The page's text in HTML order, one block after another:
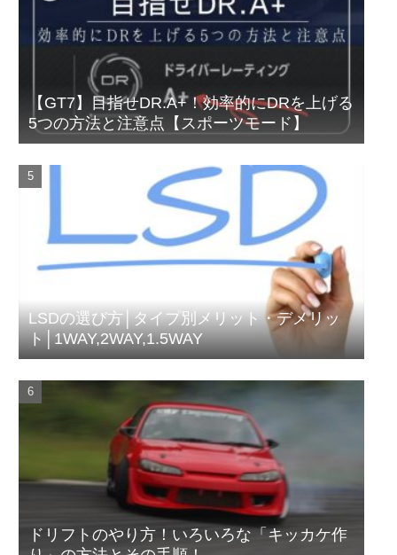
【GT7】目指せDR.A+！効率的にDRを上げる
5つの方法と注意点【スポーツモード】
LSDの選び方│タイプ別メリット・デメリッ
ト│1WAY,2WAY,1.5WAY
ドリフトのやり方！いろいろな「キッカケ作